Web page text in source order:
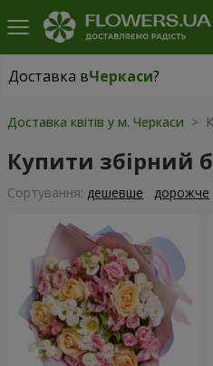
Доставка вЧеркаси?
Доставка вЧеркаси|
Доставка квітів у м. Черкаси >
Купити збірний
Сортування: дешевше дорожче